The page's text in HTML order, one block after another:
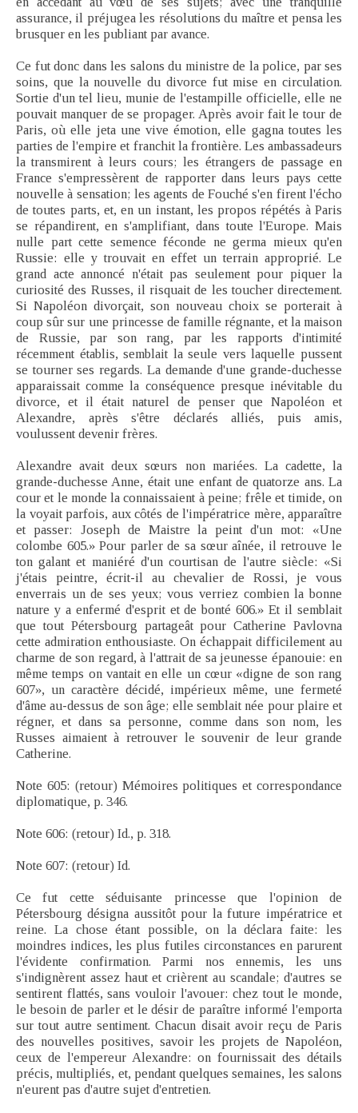
assurance, il préjugea les résolutions du maître et pensa les
brusquer en les publiant par avance.
Ce fut donc dans les salons du ministre de la police, par ses
soins, que la nouvelle du divorce fut mise en circulation.
Sortie d'un tel lieu, munie de l'estampille officielle, elle ne
pouvait manquer de se propager. Après avoir fait le tour de
Paris, où elle jeta une vive émotion, elle gagna toutes les
parties de l'empire et franchit la frontière. Les ambassadeurs
la transmirent à leurs cours; les étrangers de passage en
France s'empressèrent de rapporter dans leurs pays cette
nouvelle à sensation; les agents de Fouché s'en firent l'écho
de toutes parts, et, en un instant, les propos répétés à Paris
se répandirent, en s'amplifiant, dans toute l'Europe. Mais
nulle part cette semence féconde ne germa mieux qu'en
Russie: elle y trouvait en effet un terrain approprié. Le
grand acte annoncé n'était pas seulement pour piquer la
curiosité des Russes, il risquait de les toucher directement.
Si Napoléon divorçait, son nouveau choix se porterait à
coup sûr sur une princesse de famille régnante, et la maison
de Russie, par son rang, par les rapports d'intimité
récemment établis, semblait la seule vers laquelle pussent
se tourner ses regards. La demande d'une grande-duchesse
apparaissait comme la conséquence presque inévitable du
divorce, et il était naturel de penser que Napoléon et
Alexandre, après s'être déclarés alliés, puis amis,
voulussent devenir frères.
Alexandre avait deux sœurs non mariées. La cadette, la
grande-duchesse Anne, était une enfant de quatorze ans. La
cour et le monde la connaissaient à peine; frêle et timide, on
la voyait parfois, aux côtés de l'impératrice mère, apparaître
et passer: Joseph de Maistre la peint d'un mot: «Une
colombe 605.» Pour parler de sa sœur aînée, il retrouve le
ton galant et maniéré d'un courtisan de l'autre siècle: «Si
j'étais peintre, écrit-il au chevalier de Rossi, je vous
enverrais un de ses yeux; vous verriez combien la bonne
nature y a enfermé d'esprit et de bonté 606.» Et il semblait
que tout Pétersbourg partageât pour Catherine Pavlovna
cette admiration enthousiaste. On échappait difficilement au
charme de son regard, à l'attrait de sa jeunesse épanouie: en
même temps on vantait en elle un cœur «digne de son rang
607», un caractère décidé, impérieux même, une fermeté
d'âme au-dessus de son âge; elle semblait née pour plaire et
régner, et dans sa personne, comme dans son nom, les
Russes aimaient à retrouver le souvenir de leur grande
Catherine.
Note 605: (retour) Mémoires politiques et correspondance
diplomatique, p. 346.
Note 606: (retour) Id., p. 318.
Note 607: (retour) Id.
Ce fut cette séduisante princesse que l'opinion de
Pétersbourg désigna aussitôt pour la future impératrice et
reine. La chose étant possible, on la déclara faite: les
moindres indices, les plus futiles circonstances en parurent
l'évidente confirmation. Parmi nos ennemis, les uns
s'indignèrent assez haut et crièrent au scandale; d'autres se
sentirent flattés, sans vouloir l'avouer: chez tout le monde,
le besoin de parler et le désir de paraître informé l'emporta
sur tout autre sentiment. Chacun disait avoir reçu de Paris
des nouvelles positives, savoir les projets de Napoléon,
ceux de l'empereur Alexandre: on fournissait des détails
précis, multipliés, et, pendant quelques semaines, les salons
n'eurent pas d'autre sujet d'entretien.